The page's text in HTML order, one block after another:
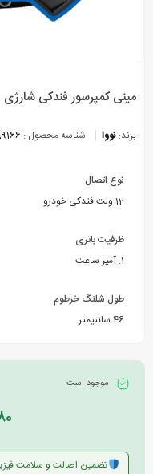
مینی کمپرسور فندکی شارژی
برند: نووا شناسه محصول :
نوع اتصال
12 ولت فندکی خودرو
ظرفیت باتری
1. آمپر ساعت
طول شلنگ خرطوم
46 سانتیمتر
نازل های باد
موجود است
تضمین اصالت و سلامت